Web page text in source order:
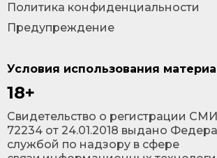
Условия использования
18+
Cвидетельство о регистрации
72234 от 24.01.2018 выдано
службой по надзору в сфере
Политика конфиденциальности
Предупреждение